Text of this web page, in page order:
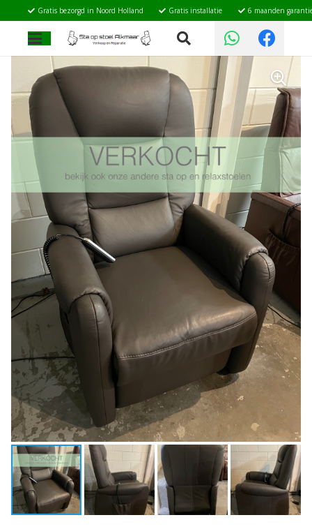
Gratis bezorgd in Noord Holland Gratis installatie 6 maanden